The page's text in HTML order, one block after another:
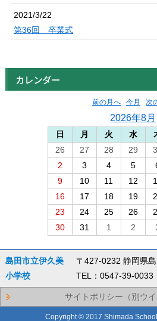
2021/3/22
第36回 卒業式
カレンダー
前の月へ 今月 次
2026年8月
日 月 火 水
26
27 28 29
2
3 4 5
9
10 11 12
16
17 18 19
23
24 25 26
30
31 1 2
島田市立伊久美
小学校
〒427-0232 静岡県
TEL：0547-39-0033
サイトポリシー（別ウイ
Copyright © 2017 Shimada